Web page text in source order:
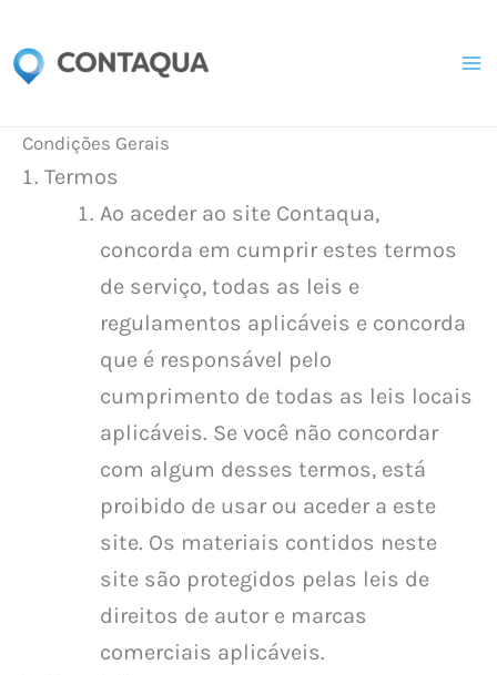
content
Condições Gerais
Termos
Ao aceder ao site Contaqua,
concorda em cumprir estes termos
de serviço, todas as leis e
regulamentos aplicáveis ​​e concorda
que é responsável pelo
cumprimento de todas as leis locais
aplicáveis. Se você não concordar
com algum desses termos, está
proibido de usar ou aceder a este
site. Os materiais contidos neste
site são protegidos pelas leis de
direitos de autor e marcas
comerciais aplicáveis.